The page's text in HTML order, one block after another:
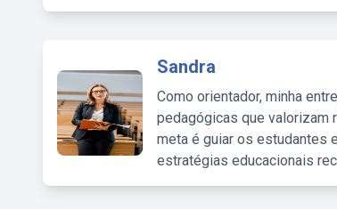
Sandra
Como orientador, minha
pedagógicas que valorizam
meta é guiar os estudantes
estratégias educacionais